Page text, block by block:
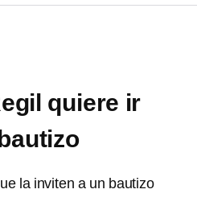
quiere ir
la inviten a un bautizo